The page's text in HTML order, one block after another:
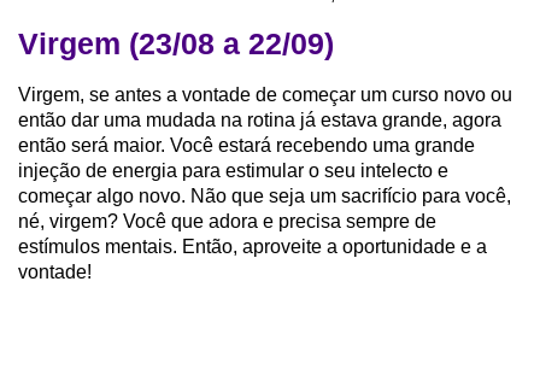
Virgem (23/08 a 22/09)
Virgem, se antes a vontade de começar um curso novo ou
então dar uma mudada na rotina já estava grande, agora
então será maior. Você estará recebendo uma grande
injeção de energia para estimular o seu intelecto e
começar algo novo. Não que seja um sacrifício para você,
né, virgem? Você que adora e precisa sempre de
estímulos mentais. Então, aproveite a oportunidade e a
vontade!